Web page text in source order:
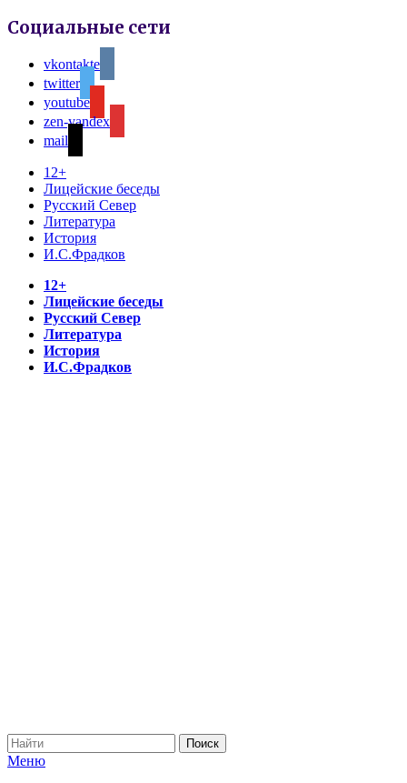
Социальные сети
vkontakte
twitter
youtube
zen-yandex
mail
12+
Лицейские беседы
Русский Север
Литература
История
И.С.Фрадков
12+
Лицейские беседы
Русский Север
Литература
История
И.С.Фрадков
Меню